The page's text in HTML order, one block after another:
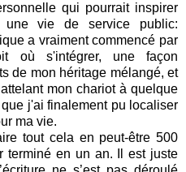
qui pourrait inspirer
une vie de service public:
a vraiment commencé par
où s'intégrer, une façon
de mon héritage mélangé, et
mon chariot à quelque
j'ai finalement pu localiser
ma vie.
tout cela en peut-être 500
terminé en un an. Il est juste